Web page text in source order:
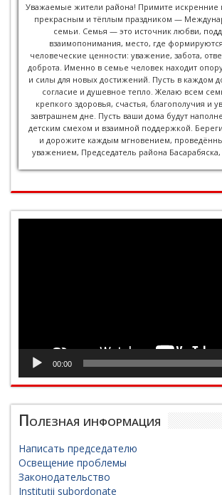
Уважаемые жители района! Примите искренние
прекрасным и тёплым праздником —
семьи. Семья — это источник любви,
взаимопонимания, место, где
человеческие ценности: уважение, забота,
доброта. Именно в семье человек находит
и силы для новых достижений. Пусть в каждом
согласие и душевное тепло. Желаю всем
крепкого здоровья, счастья, благополучия и
завтрашнем дне. Пусть ваши дома будут
детским смехом и взаимной поддержкой.
и дорожите каждым мгновением,
уважением, Председатель района
00:00
Полезная информация
Написать председателю
Освещение проблемы
Законодательство
Instituții subordonate